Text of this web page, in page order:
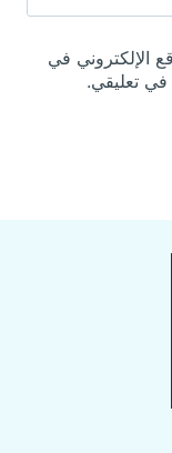
الإلكتروني في
في تعليقي.